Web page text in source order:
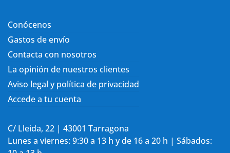
Conócenos
Gastos de envío
Contacta con nosotros
La opinión de nuestros clientes
Aviso legal y política de privacidad
Accede a tu cuenta
C/ Lleida, 22 | 43001 Tarragona
Lunes a viernes: 9:30 a 13 h y de 16 a 20 h | Sábados: